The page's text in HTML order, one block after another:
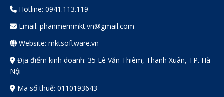
Hotline: 0941.113.119
Email: phanmemmkt.vn@gmail.com
Website: mktsoftware.vn
Địa điểm kinh doanh: 35 Lê Văn Thiêm, Thanh Xuân, TP. Hà
Nội
Mã số thuế: 0110193643